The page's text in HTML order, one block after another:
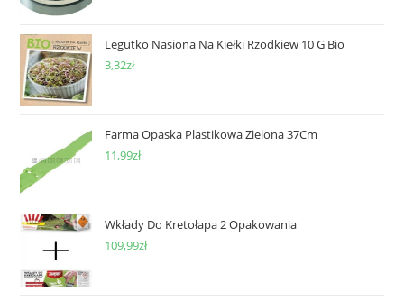
Legutko Nasiona Na Kiełki Rzodkiew 10 G Bio
3,32zł
Farma Opaska Plastikowa Zielona 37Cm
11,99zł
Wkłady Do Kretołapa 2 Opakowania
109,99zł